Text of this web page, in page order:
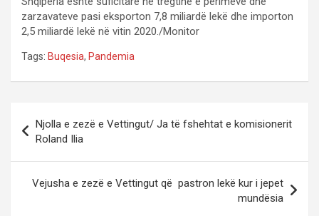
zarzavateve pasi eksporton 7,8 miliardë lekë dhe importon
2,5 miliardë lekë në vitin 2020./Monitor
Tags: Buqesia, Pandemia
s
Njolla e zezë e Vettingut/ Ja të fshehtat e komisionerit
Roland Ilia
Vejusha e zezë e Vettingut që pastron lekë kur i jepet
mundësia